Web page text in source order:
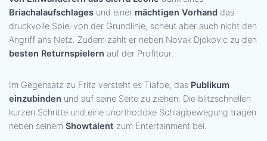
Briachalaufschlages und einer mächtigen Vorhand das
druckvolle Spiel von der Grundlinie, scheut aber auch nicht den
Angriff ans Netz. Zudem zählt er neben Novak Djokovic zu den
besten Returnspielern auf der Profitour.
Im Gegensatz zu Fritz versteht es Tiafoe, das Publikum
einzubinden und auf seine Seite zu ziehen. Die blitzschnellen
kurzen Schritte und eine unorthodoxe Schlagbewegung tragen
neben seinem Showtalent zum Entertainment bei.